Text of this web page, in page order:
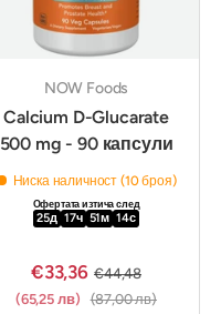
NOW Foods
Calcium D-Glucarate
500 mg - 90 капсули
Ниска наличност (10 броя)
Офертата изтича след
25д 17ч 51м 12с
€33,36 €44,48
(65,25 лв) (87,00 лв)